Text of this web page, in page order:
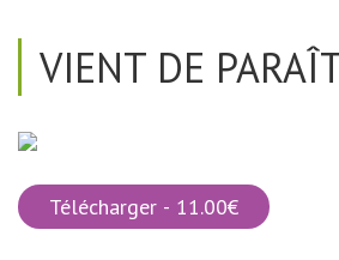
VIENT DE
Télécharger - 11.00€